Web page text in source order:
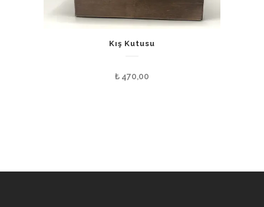
Kış Kutusu
₺ 470,00